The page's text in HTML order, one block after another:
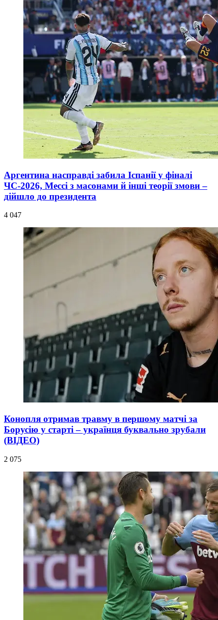
Аргентина насправді забила Іспанії у фіналі
ЧС-2026, Мессі з масонами й інші теорії змови –
дійшло до президента
4 047
Конопля отримав травму в першому матчі за
Борусію у старті – українця буквально зрубали
(ВІДЕО)
2 075